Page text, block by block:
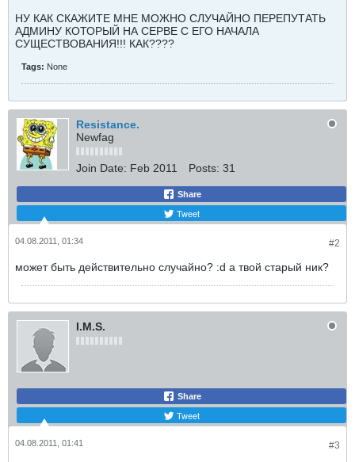
НУ КАК СКАЖИТЕ МНЕ МОЖНО СЛУЧАЙНО ПЕРЕПУТАТЬ
АДМИНУ КОТОРЫЙ НА СЕРВЕ С ЕГО НАЧАЛА
СУЩЕСТВОВАНИЯ!!! КАК????
Tags: None
Resistance.
Newfag
Join Date: Feb 2011 Posts: 31
Share
Tweet
#2
04.08.2011, 01:34
может быть действительно случайно? :d а твой старый ник?
I.M.S.
Share
Tweet
#3
04.08.2011, 01:41